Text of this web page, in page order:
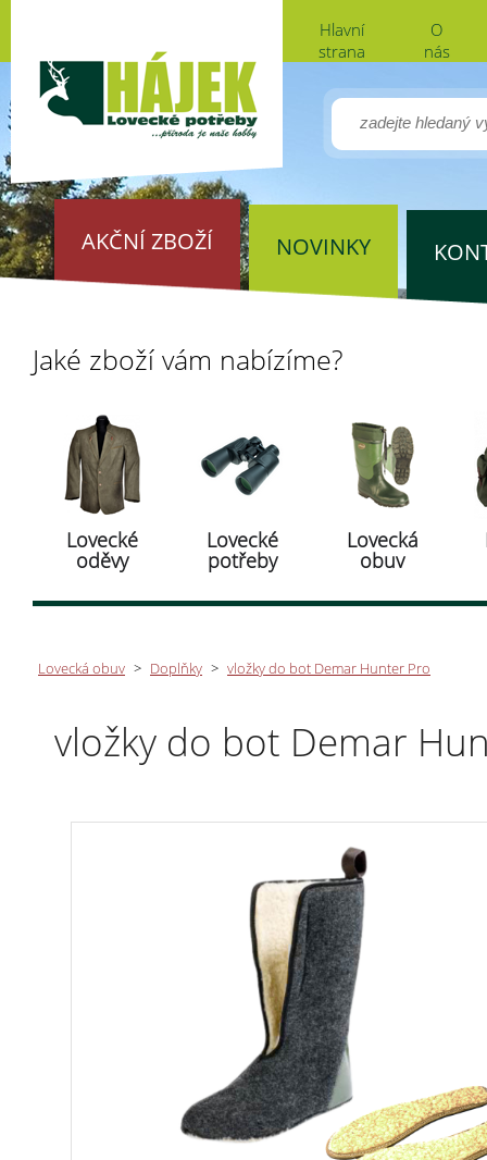
Hlavní
strana
O
nás
AKČNÍ ZBOŽÍ NOVINKY
Jaké zboží vám nabízíme?
Lovecké
oděvy
Lovecké
potřeby
Lovecká
obuv
Lovecká obuv > Doplňky > vložky do bot Demar Hunter Pro
vložky do bot Demar